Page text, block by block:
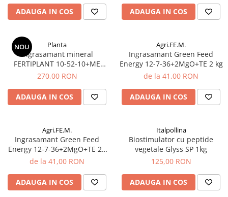
Irigatii
Conducta apa
Banda de picurare
Tub picurare
Accesorii pentru irigatii
Filtre
Erbicide
Fungicide
Insecticide
Tratament seminte
ADAUGA IN COS ADAUGA IN COS
NOU Planta
Îngrasamant mineral
FERTIPLANT 10-52-10+ME
15KG
270,00 RON
ADAUGA IN COS
Agri.FE.M.
Ingrasamant Green Feed
Energy 12-7-36+2MgO+TE 2 kg
de la 41,00 RON
ADAUGA IN COS
Agri.FE.M.
Ingrasamant Green Feed
Energy 12-7-36+2MgO+TE 25
kg
de la 41,00 RON
ADAUGA IN COS
Italpollina
Biostimulator cu peptide
vegetale Glyss SP 1kg
125,00 RON
ADAUGA IN COS